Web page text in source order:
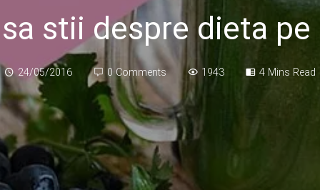
stii despre dieta pe
24/05/2016 0 Comments 1943 4 Mins Read